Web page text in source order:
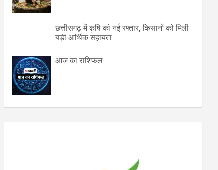
छत्तीसगढ़ में कृषि को नई रफ्तार, किसानों को मिली
बड़ी आर्थिक सहायता
आज का राशिफल